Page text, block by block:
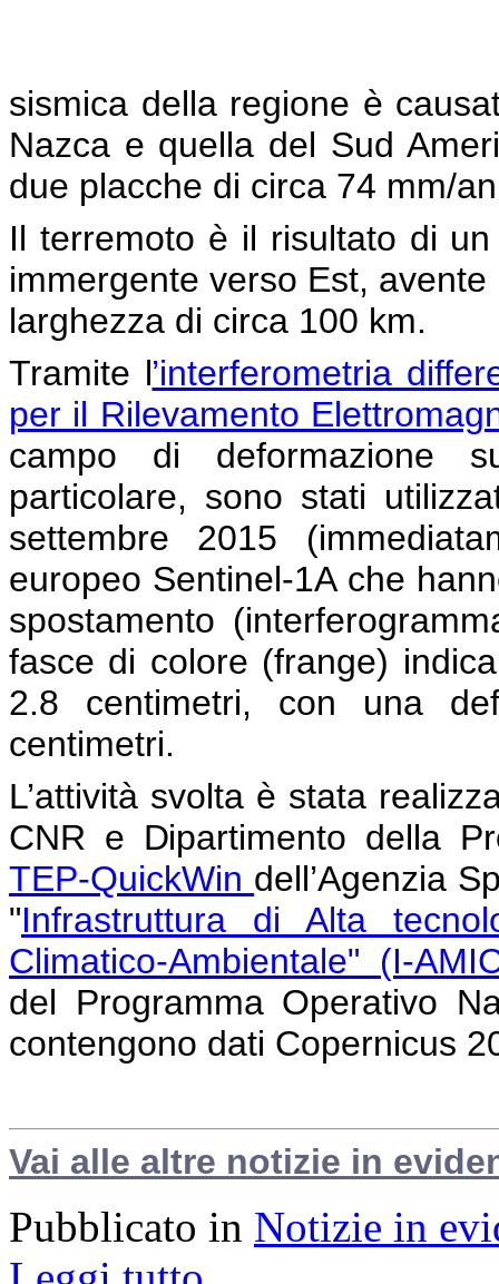
sismica della regione è
Nazca e quella del Sud
due placche di circa 74 mm/
Il terremoto è il risultato di
immergente verso Est,
larghezza di circa 100 km.
Tramite l’interferometria
per il Rilevamento
campo di deformazione
particolare, sono stati
settembre 2015
europeo Sentinel-1A che
spostamento
fasce di colore (frange)
2.8 centimetri, con una
centimetri.
L’attività svolta è stata
CNR e Dipartimento della
TEP-QuickWin dell’Agenzia
"Infrastruttura di Alta
Climatico-Ambientale" (I-
del Programma Operativo
contengono dati Copernicus
Vai alle altre notizie in
Pubblicato in Notizie in